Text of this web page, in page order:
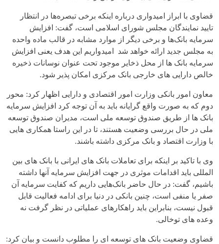
قضاوی با ابراز امیدواری درباره اینکه برخی تبصره‌ها در انتظار
تایید نمایندگان مجلس شورای اسلامی است، گفت: افزایش
سرمایه بانک‌ها و برخی دیگر از موارد مشابه در قالب ماده واحده
به مجلس جدید ارائه خواهد شد امیدواریم این هدف یعنی افزایش
سرمایه بانک ها از محل ذخایر موجود تحت عنوان نوسانات ذخیره
خالص دارایی های خارجی بانک مرکزی امکان پذیر شود.
معاون امور بانکی وزارت امور اقتصادی و دارایی اظهار کرد: محور
دوم که به صورت واقع گرایانه باید به آن توجه کرد افزایش سرمایه
بانک ها از طریق صندوق توسعه ملی است، مدیران صندوق توسعه
ملی در حال بررسی وضعیت هستند، تا در این راستا همکاری هایی
با وزارت اقتصاد و بانک مرکزی داشته باشند.
وی با تاکید بر اینکه برای تعاملات بانک های ایرانی با بانک های بین
المللی باید اقدامات موثری در جهت افزایش سرمایه آنها داشته
باشیم، گفت: در حال حاضر بانک‌هایی داریم که کفایت سرمایه آن
صفر یا منفی است، چنین بانکی در دنیا برای ادامه فعالیت قابل
قبول نیست، بنابراین باید راهکارهای عملیاتی در نظر گرفت نه
وعده های توخالی.
قضاوی وضعیت بانک های توسعه ای را مطلوب دانست و بیان کرد: